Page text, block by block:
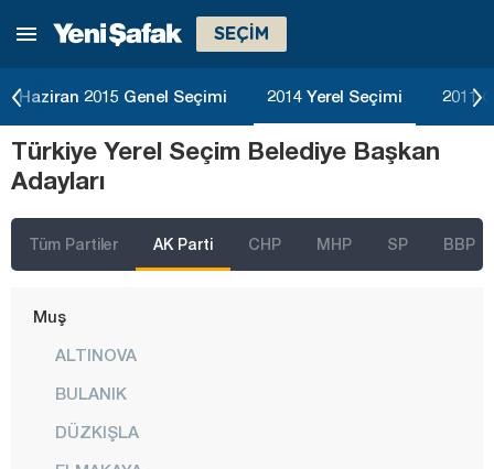
SEÇİM
Haziran 2015 Genel Seçimi 2014 Yerel Seçimi 2011
Türkiye Yerel Seçim Belediye Başkan
Adayları
Tüm Partiler AK Parti CHP MHP SP BBP
Konya
Manisa
Mardin
Muğla
Muş
ALTINOVA
BULANIK
DÜZKIŞLA